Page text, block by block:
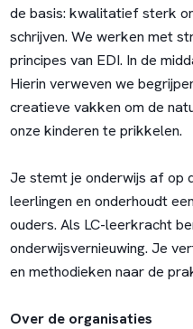
de basis: kwalitatief sterk
schrijven. We werken met
principes van EDI. In de
Hierin verweven we
creatieve vakken om de
onze kinderen te prikkelen.
Je stemt je onderwijs af op
leerlingen en onderhoudt
ouders. Als LC-leerkracht
onderwijsvernieuwing. Je
en methodieken naar de
Over de organisaties